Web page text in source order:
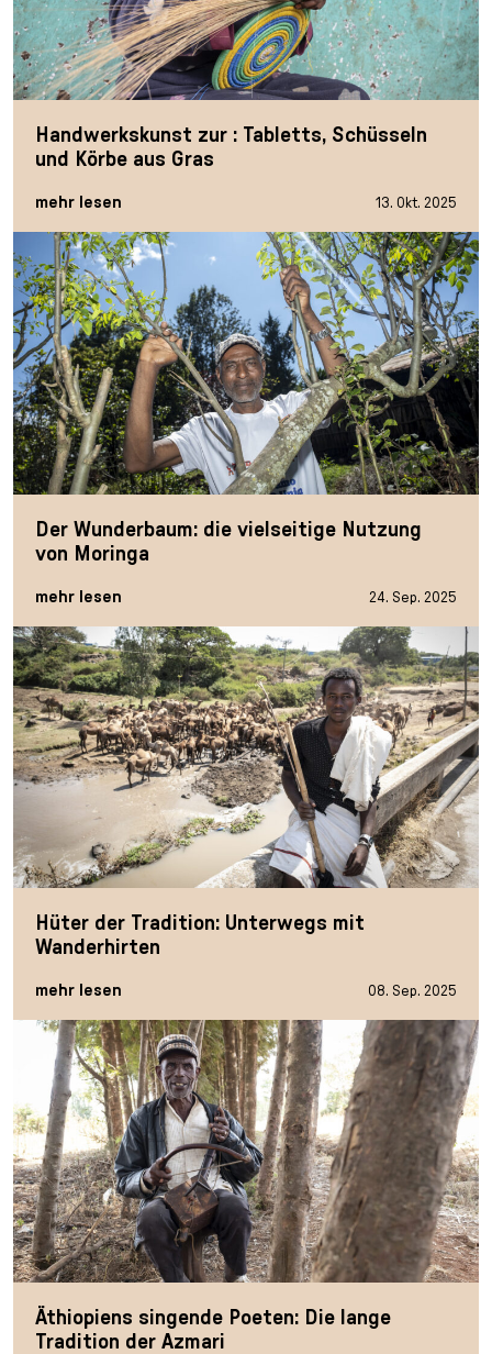
Handwerkskunst zur : Tabletts, Schüsseln
und Körbe aus Gras
mehr lesen 13. Okt. 2025
Der Wunderbaum: die vielseitige Nutzung
von Moringa
mehr lesen 24. Sep. 2025
Hüter der Tradition: Unterwegs mit
Wanderhirten
mehr lesen 08. Sep. 2025
Äthiopiens singende Poeten: Die lange
Tradition der Azmari